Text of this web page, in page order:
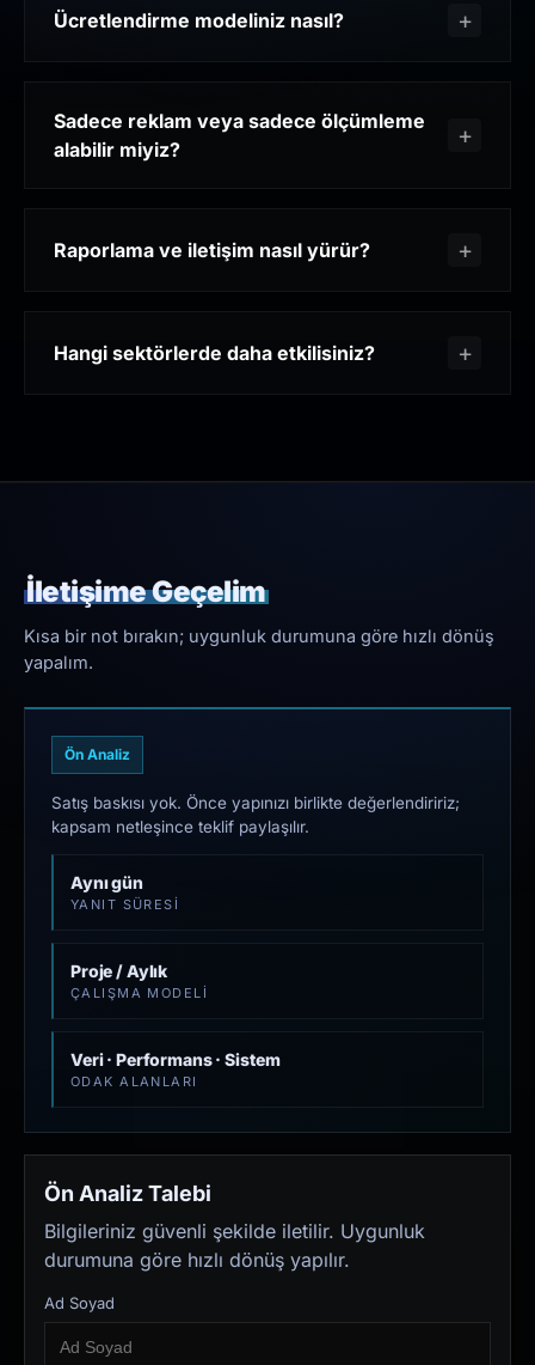
Ücretlendirme modeliniz nasıl?
Sadece reklam veya sadece ölçümleme
alabilir miyiz?
Raporlama ve iletişim nasıl yürür?
Hangi sektörlerde daha etkilisiniz?
İletişime Geçelim
Kısa bir not bırakın; uygunluk durumuna göre hızlı dönüş
yapalım.
Ön Analiz
Satış baskısı yok. Önce yapınızı birlikte değerlendiririz;
kapsam netleşince teklif paylaşılır.
Aynı gün
YANIT SÜRESI
Proje / Aylık
ÇALIŞMA MODELI
Veri · Performans · Sistem
ODAK ALANLARI
Ön Analiz Talebi
Bilgileriniz güvenli şekilde iletilir. Uygunluk
durumuna göre hızlı dönüş yapılır.
Ad Soyad